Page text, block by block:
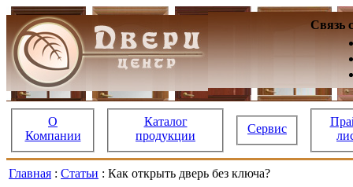
Связь
О
Компании
Каталог
продукции
Сервис
Главная : Статьи : Как открыть дверь без ключа?